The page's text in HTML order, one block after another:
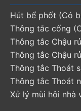
Hút bể phốt (Có
Thông tắc cống
Thông tắc Chậu
Thông tắc Chậu
Thông tắc Thoát
Thông tắc Thoát
Xử lý mùi hôi nhà